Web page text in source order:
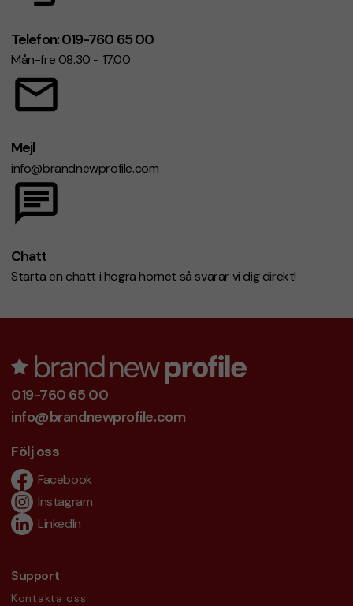
Telefon: 019-760 65 00
Mån-fre 08.30 - 17.00
Mejl
info@brandnewprofile.com
Chatt
Starta en chatt i högra hörnet så svarar vi dig direkt!
019-760 65 00
info@brandnewprofile.com
Följ oss
Facebook
Instagram
LinkedIn
Support
Kontakta oss